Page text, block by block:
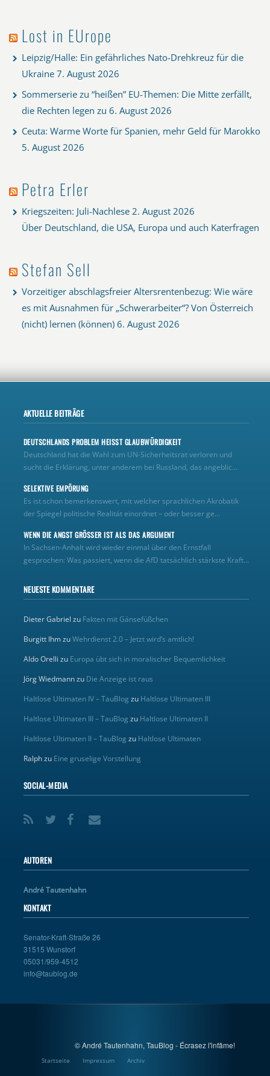
Lost in EUrope
Leipzig/Halle: Ein gefährliches Nato-Drehkreuz für die
Ukraine 7. August 2026
Sommerserie zu “heißen” EU-Themen: Die Mitte zerfällt,
die Rechten legen zu 6. August 2026
Ceuta: Warme Worte für Spanien, mehr Geld für Marokko
5. August 2026
Petra Erler
Kriegszeiten: Juli-Nachlese 2. August 2026
Über Deutschland, die USA, Europa und auch Katerfragen
Stefan Sell
Vorzeitiger abschlagsfreier Altersrentenbezug: Wie wäre
es mit Ausnahmen für „Schwerarbeiter“? Von Österreich
(nicht) lernen (können) 6. August 2026
AKTUELLE BEITRÄGE
DEUTSCHLANDS PROBLEM HEISST GLAUBWÜRDIGKEIT
Deutschland hat die Wahl zum UN‑Sicherheitsrat verloren und
sucht die Erklärung, unter anderem bei Russland, das angeblic...
SELEKTIVE EMPÖRUNG
Es ist schon bemerkenswert, mit welcher sprachlichen Akrobatik
der Spiegel politische Realität einordnet – oder besser ge...
WENN DIE ANGST GRÖSSER IST ALS DAS ARGUMENT
In Sachsen-Anhalt wird wieder einmal über den Ernstfall
gesprochen: Was passiert, wenn die AfD tatsächlich stärkste Kraft...
NEUESTE KOMMENTARE
Dieter Gabriel zu Fakten mit Gänsefüßchen
Burgitt IhmzuWehrdienst 2.0 – Jetzt wird’s amtlich!
Aldo Orelli zu Europa übt sich in moralischer Bequemlichkeit
Jörg Wiedmannzu Die Anzeige ist raus
Haltlose Ultimaten IV – TauBlog zu Haltlose Ultimaten III
Haltlose Ultimaten III – TauBlog zu Haltlose Ultimaten II
Haltlose Ultimaten II – TauBlog zu Haltlose Ultimaten
Ralphzu Eine gruselige Vorstellung
SOCIAL-MEDIA
AUTOREN
André Tautenhahn
KONTAKT
Senator-Kraft-Straße 26
31515 Wunstorf
05031/959-4512
info@taublog.de
© André Tautenhahn, TauBlog - Écrasez l'infâme!
Startseite Impressum Archiv